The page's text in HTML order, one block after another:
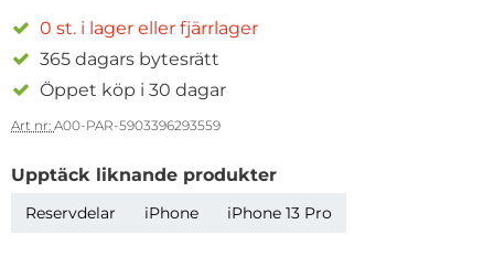
0 st. i lager eller fjärrlager
365 dagars bytesrätt
Öppet köp i 30 dagar
Art nr: A00-PAR-5903396293559
Upptäck liknande produkter
Reservdelar iPhone iPhone 13 Pro